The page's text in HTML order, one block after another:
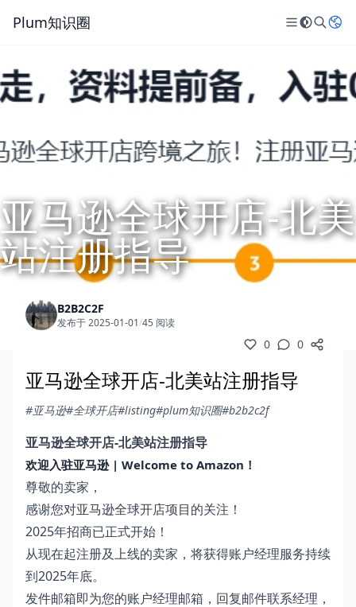
Plum知识圈
亚马逊全球开店-北美
站注册指导
B2B2C2F
发布于 2025-01-01/45 阅读
0 0
亚马逊全球开店-北美站注册指导
#亚马逊#全球开店#listing#plum知识圈#b2b2c2f
亚马逊全球开店-北美站注册指导
欢迎入驻亚马逊 | Welcome to Amazon！
尊敬的卖家，
感谢您对亚马逊全球开店项目的关注！
2025年招商已正式开始！
从现在起注册及上线的卖家，将获得账户经理服务持续
到2025年底。
发件邮箱即为您的账户经理邮箱，回复邮件联系经理，